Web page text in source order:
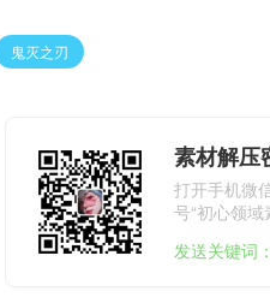
鬼灭之刃
素材解压
打开手机微
号“初心领域
发送关键词